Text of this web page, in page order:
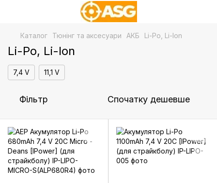
Каталог Тюнінг та аксесуари АКБ Li-Po, Li-Ion
Li-Po, Li-Ion
7,4 V 11,1 V
Фільтр Спочатку дешевше